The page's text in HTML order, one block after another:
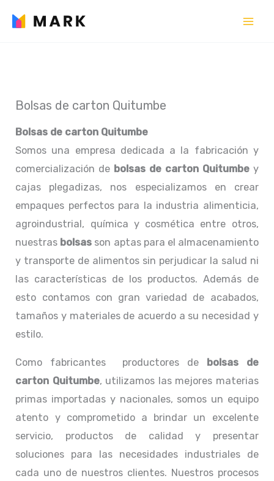
Bolsas de carton Quitumbe
Bolsas de carton Quitumbe
Somos una empresa dedicada a la fabricación y
comercialización de bolsas de carton Quitumbey
cajas plegadizas, nos especializamos en crear
empaques perfectos para la industria alimenticia,
agroindustrial, química y cosmética entre otros,
nuestras bolsas son aptas para el almacenamiento
y transporte de alimentos sin perjudicar la salud ni
las características de los productos. Además de
esto contamos con gran variedad de acabados,
tamaños y materiales de acuerdo a su necesidad y
estilo.
Como fabricantes productores de bolsas de
carton Quitumbe, utilizamos las mejores materias
primas importadas y nacionales, somos un equipo
atento y comprometido a brindar un excelente
servicio, productos de calidad y presentar
soluciones para las necesidades industriales de
cada uno de nuestros clientes. Nuestros procesos